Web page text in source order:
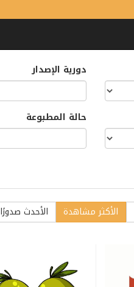
دورية الإصدار
حالة المطبوعة
الأكثر مشاهدة الأحدث صدورًا